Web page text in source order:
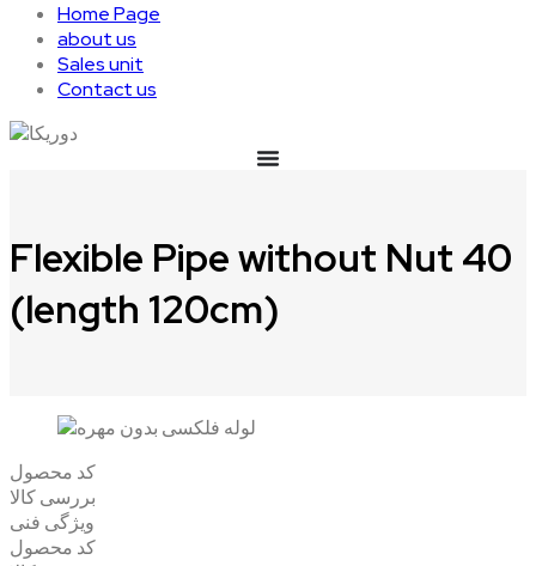
Home Page
about us
Sales unit
Contact us
Flexible Pipe without Nut 40
(length 120cm)
کد محصول
بررسی کالا
ویژگی فنی
کد محصول